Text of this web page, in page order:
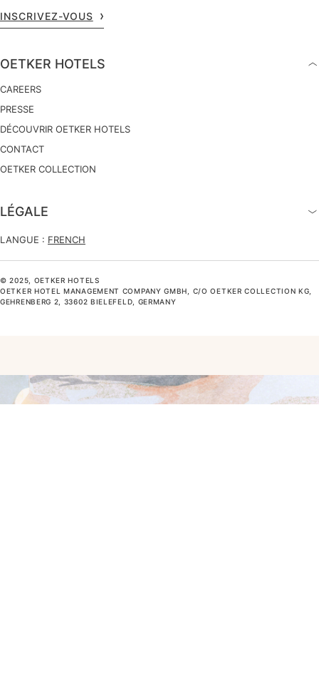
INSCRIVEZ-VOUS
OETKER HOTELS
CAREERS
PRESSE
DÉCOUVRIR OETKER HOTELS
CONTACT
OETKER COLLECTION
LÉGALE
LANGUE : FRENCH
© 2025, OETKER HOTELS
OETKER HOTEL MANAGEMENT COMPANY GMBH, C/O OETKER COLLECTION KG,
GEHRENBERG 2, 33602 BIELEFELD, GERMANY